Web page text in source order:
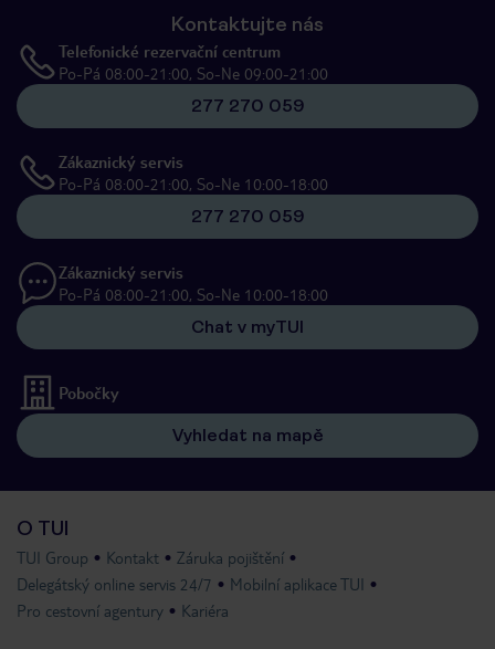
Kontaktujte nás
Telefonické rezervační centrum
Po-Pá 08:00-21:00, So-Ne 09:00-21:00
277 270 059
Zákaznický servis
Po-Pá 08:00-21:00, So-Ne 10:00-18:00
277 270 059
Zákaznický servis
Po-Pá 08:00-21:00, So-Ne 10:00-18:00
Chat v myTUI
Pobočky
Vyhledat na mapě
O TUI
TUI Group Kontakt
Záruka pojištění
Delegátský online servis 24/7
Mobilní aplikace TUI
Pro cestovní agentury
Kariéra